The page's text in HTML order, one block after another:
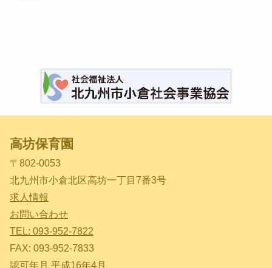
高坊保育園
〒802-0053
北九州市小倉北区高坊一丁目7番3号
求人情報
お問い合わせ
TEL: 093-952-7822
FAX: 093-952-7833
認可年月 平成16年4月